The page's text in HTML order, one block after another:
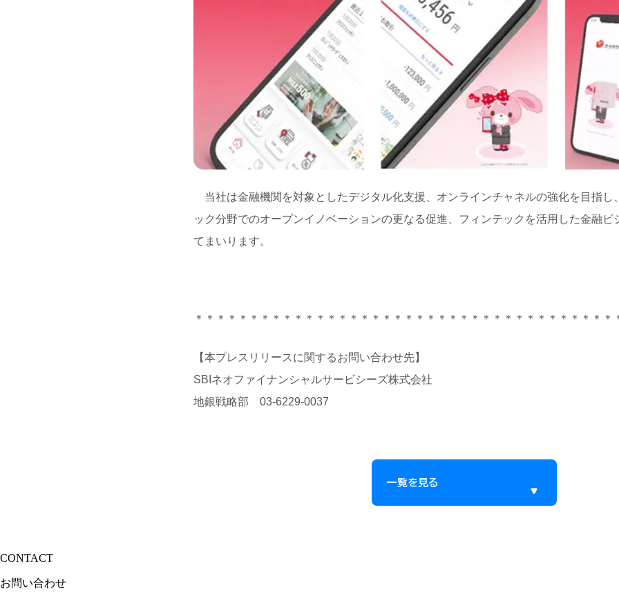
当社は金融機関を対象としたデジタル化支援、オンラインチャネルの強化を目指し
ック分野でのオープンイノベーションの更なる促進、フィンテックを活用した金融ビ
てまいります。
＊＊＊＊＊＊＊＊＊＊＊＊＊＊＊＊＊＊＊＊＊＊＊＊＊＊＊＊＊＊＊＊＊＊＊＊＊＊
【本プレスリリースに関するお問い合わせ先】
SBIネオファイナンシャルサービシーズ株式会社
地銀戦略部 03-6229-0037
一覧を見る
CONTACT
お問い合わせ